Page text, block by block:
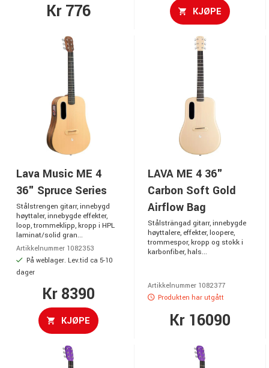
Kr 776 KJØPE
Lava Music ME 4
36" Spruce Series
Stålstrengen gitarr, innebygd
høyttaler, innebygde effekter,
loop, trommeklipp, kropp i HPL
laminat/solid gran...
Artikkelnummer 1082353
På weblager. Lev.tid ca 5-10
dager
Kr 8390
KJØPE
LAVA ME 4 36"
Carbon Soft Gold
Airflow Bag
Stålsträngad gitarr, innebygde
høyttalere, effekter, loopere,
trommespor, kropp og stokk i
karbonfiber, hals...
Artikkelnummer 1082377
Produkten har utgått
Kr 16090